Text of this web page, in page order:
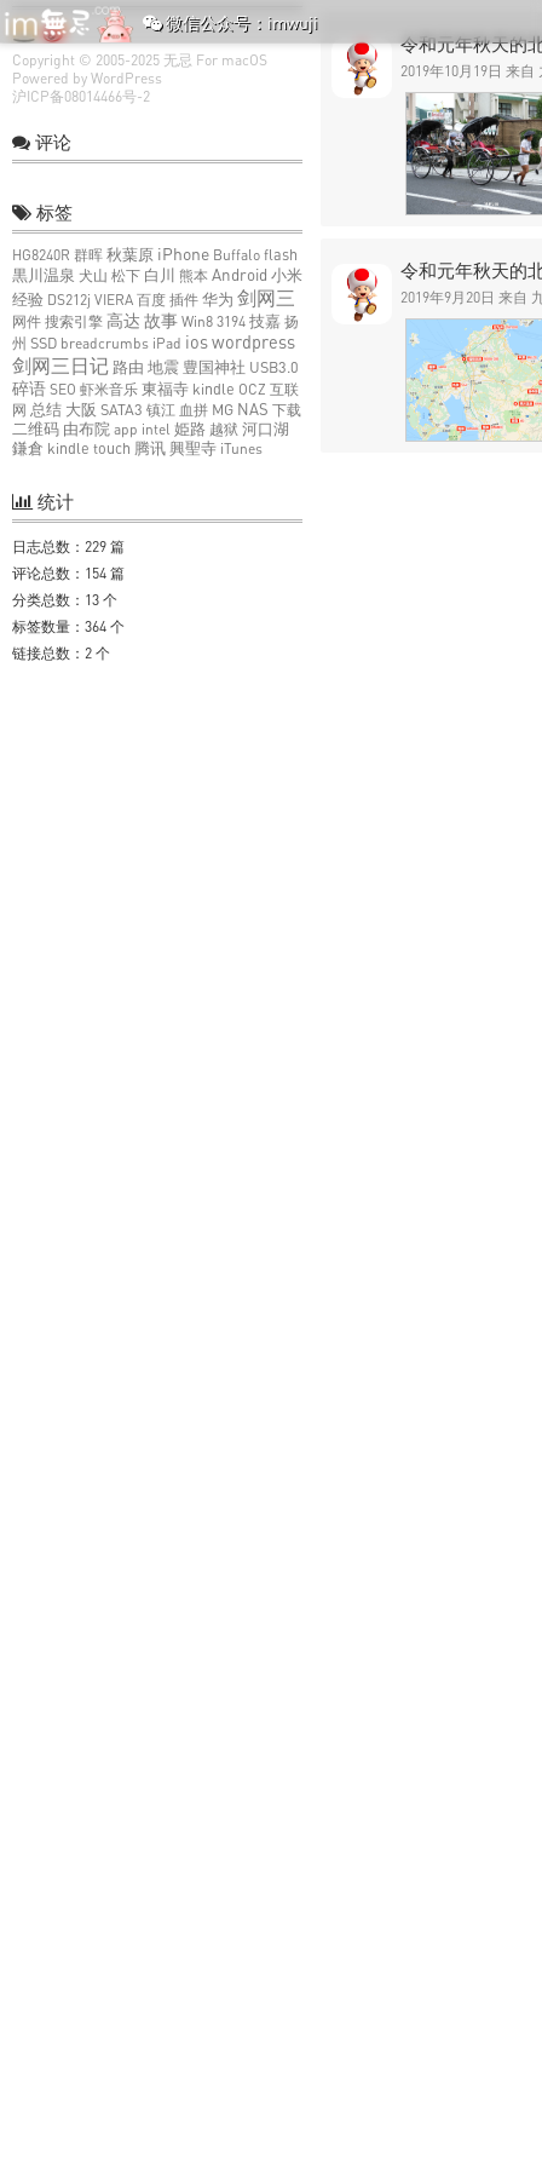
微信公众号：imwuji
令和元年秋天的
2019年10月19日 来自
令和元年秋天的
2019年9月20日 来自
Copyright © 2005-2025 无忌 For macOS
Powered by WordPress
沪ICP备08014466号-2
评论
标签
HG8240R 群晖 秋葉原 iPhone Buffalo flash
黒川温泉 犬山 松下 白川 熊本 Android 小米
经验 DS212j VIERA 百度 插件 华为 剑网三
网件 搜索引擎 高达 故事 Win8 3194 技嘉 扬
州 SSD breadcrumbs iPad ioswordpress
剑网三日记 路由 地震 豊国神社 USB3.0
碎语 SEO 虾米音乐 東福寺 kindle OCZ 互联
网 总结 大阪 SATA3 镇江 血拼 MG NAS 下载
二维码 由布院 app intel 姫路 越狱 河口湖
鎌倉 kindle touch 腾讯 興聖寺 iTunes
统计
日志总数：229 篇
评论总数：154 篇
分类总数：13 个
标签数量：364 个
链接总数：2 个